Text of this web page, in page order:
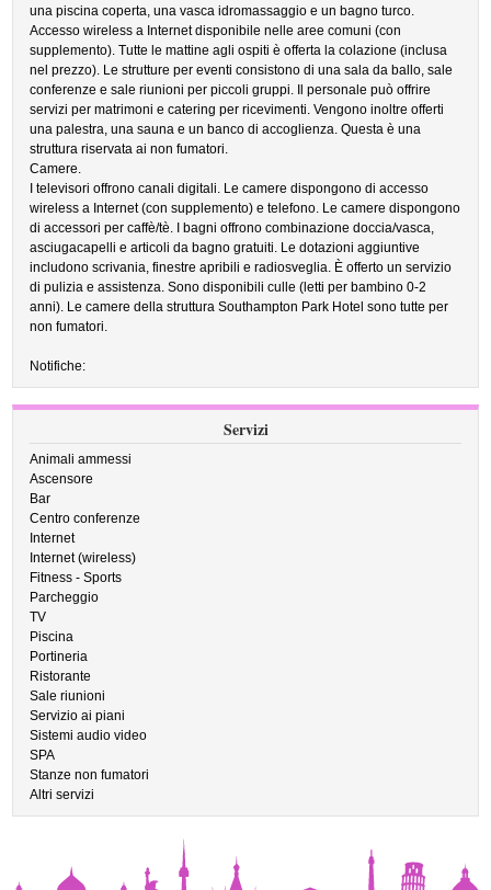
una piscina coperta, una vasca idromassaggio e un bagno turco.
Accesso wireless a Internet disponibile nelle aree comuni (con
supplemento). Tutte le mattine agli ospiti è offerta la colazione (inclusa
nel prezzo). Le strutture per eventi consistono di una sala da ballo, sale
conferenze e sale riunioni per piccoli gruppi. Il personale può offrire
servizi per matrimoni e catering per ricevimenti. Vengono inoltre offerti
una palestra, una sauna e un banco di accoglienza. Questa è una
struttura riservata ai non fumatori.
Camere.
I televisori offrono canali digitali. Le camere dispongono di accesso
wireless a Internet (con supplemento) e telefono. Le camere dispongono
di accessori per caffè/tè. I bagni offrono combinazione doccia/vasca,
asciugacapelli e articoli da bagno gratuiti. Le dotazioni aggiuntive
includono scrivania, finestre apribili e radiosveglia. È offerto un servizio
di pulizia e assistenza. Sono disponibili culle (letti per bambino 0-2
anni). Le camere della struttura Southampton Park Hotel sono tutte per
non fumatori.
Notifiche:
Servizi
Animali ammessi
Ascensore
Bar
Centro conferenze
Internet
Internet (wireless)
Fitness - Sports
Parcheggio
TV
Piscina
Portineria
Ristorante
Sale riunioni
Servizio ai piani
Sistemi audio video
SPA
Stanze non fumatori
Altri servizi